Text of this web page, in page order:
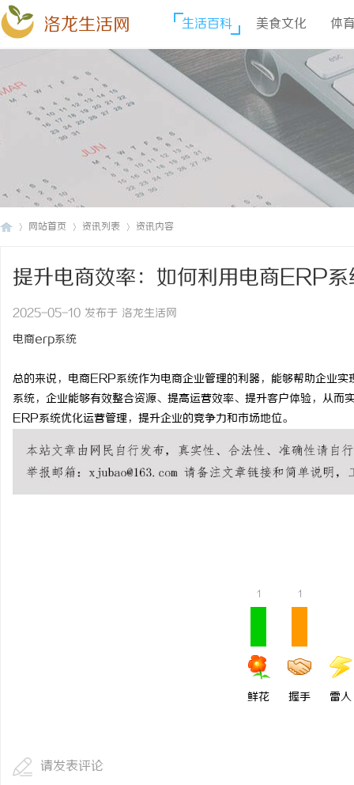
洛龙生活网 生活百科 美食文化 体
网站首页 资讯列表 资讯内容
提升电商效率：如何利用电商ERP
2025-05-10 发布于 洛龙生活网
电商erp系统
总的来说，电商ERP系统作为电商企业管理的利器，能够帮助企业
系统，企业能够有效整合资源、提高运营效率、提升客户体验，从而
ERP系统优化运营管理，提升企业的竞争力和市场地位。
1
鲜花
1
握手 雷人
请发表评论